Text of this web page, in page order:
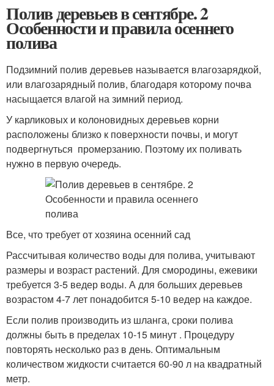
Полив деревьев в сентябре. 2
Особенности и правила осеннего
полива
Подзимний полив деревьев называется влагозарядкой,
или влагозарядный полив, благодаря которому почва
насыщается влагой на зимний период.
У карликовых и колоновидных деревьев корни
расположены близко к поверхности почвы, и могут
подвергнуться промерзанию. Поэтому их поливать
нужно в первую очередь.
Все, что требует от хозяина осенний сад
Рассчитывая количество воды для полива, учитывают
размеры и возраст растений. Для смородины, ежевики
требуется 3-5 ведер воды. А для больших деревьев
возрастом 4-7 лет понадобится 5-10 ведер на каждое.
Если полив производить из шланга, сроки полива
должны быть в пределах 10-15 минут . Процедуру
повторять несколько раз в день. Оптимальным
количеством жидкости считается 60-90 л на квадратный
метр.